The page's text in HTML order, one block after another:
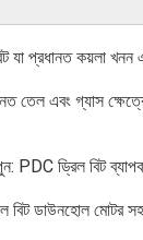
যা প্রধানত কয়লা
তেল এবং গ্যাস
PDC ড্রিল বিট
ডাউনহোল মোটর সহ